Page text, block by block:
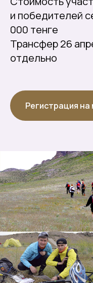
и победителей
000 тенге
Трансфер 26
отдельно
Регистрация на